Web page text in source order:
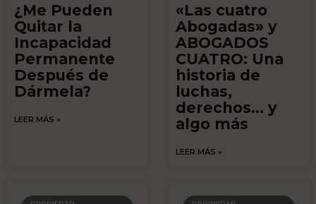
¿Me Pueden
Quitar la
Incapacidad
Permanente
Después de
Dármela?
LEER MÁS »
«Las cuatro
Abogadas» y
ABOGADOS
CUATRO: Una
historia de
luchas,
derechos… y
algo más
LEER MÁS »